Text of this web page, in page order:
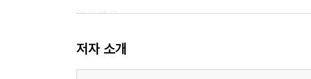
에필로그
저자 소개
저자 소개